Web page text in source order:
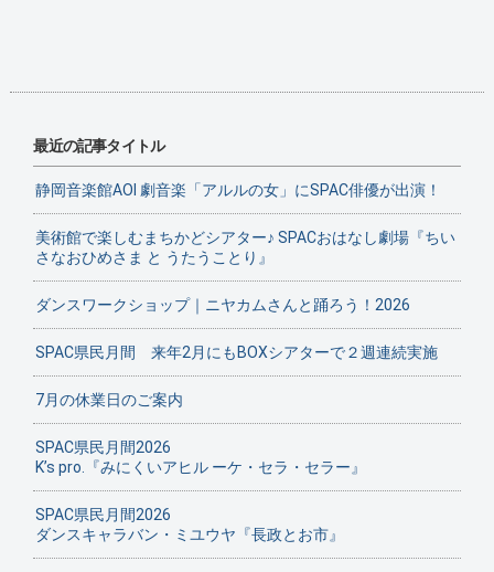
最近の記事タイトル
静岡音楽館AOI 劇音楽「アルルの女」にSPAC俳優が出演！
美術館で楽しむまちかどシアター♪ SPACおはなし劇場『ちい
さなおひめさま と うたうことり』
ダンスワークショップ｜ニヤカムさんと踊ろう！2026
SPAC県民月間 来年2月にもBOXシアターで２週連続実施
7月の休業日のご案内
SPAC県民月間2026
K’s pro.『みにくいアヒル ーケ・セラ・セラー』
SPAC県民月間2026
ダンスキャラバン・ミユウヤ『長政とお市』